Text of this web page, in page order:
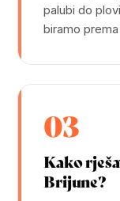
palubi do
biramo
03
Kako
Brijune?